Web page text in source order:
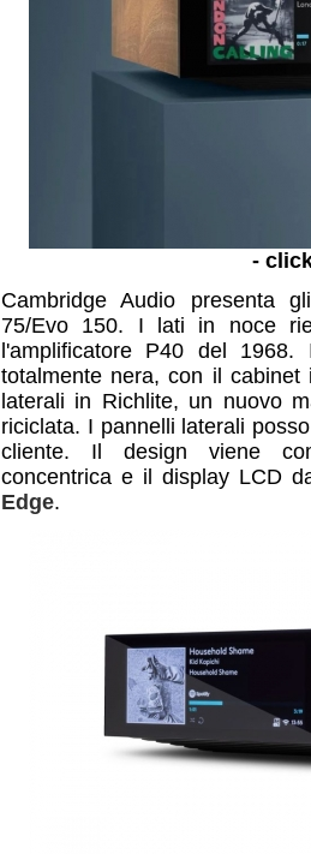
-
Cambridge Audio presenta
75/Evo 150. I lati in noce
l'amplificatore P40 del
totalmente nera, con il
laterali in Richlite, un nuovo
riciclata. I pannelli laterali
cliente. Il design viene
concentrica e il display LCD
Edge.